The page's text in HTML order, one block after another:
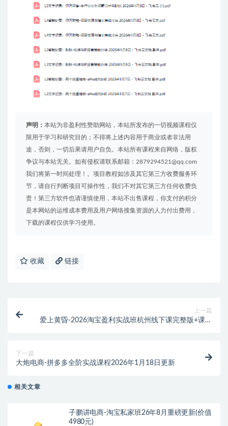
声明： 本站为非盈利性赞助网站，本站所发布的一切视频课程仅
限用于学习和研究目的；不得将上述内容用于商业或者非法用
途，否则，一切后果请用户自负。本站所有课程来自网络，版权
争议与本站无关。如有侵权请联系邮箱：2879294521@qq.com
我们将第一时间处理！。项目教程如涉及其它第三方收费服务环
节，请自行判断项目可操作性，我们不对其它第三方任何收费负
责！第三方软件也请谨慎使用，本站不出售课程，你支付的积分
是本网站的运维成本费用及用户网络搜集资源的人力付出费用，
下载的课程仅供学习使用。
收藏 链接
上一篇
爱上黄昏-2026淘宝盈利实战班杭州线下课完整版+课件
下一篇
大炮电商-拼多多全阶实战课程2026年1月18日更新
相关文章
子鹏讲电商-淘宝私家班26年8月重磅更新(价值
4980元)